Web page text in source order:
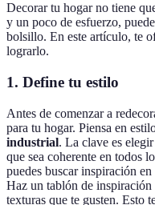
Decorar tu hogar no tiene
y un poco de esfuerzo,
bolsillo. En este artículo, te
lograrlo.
1. Define tu estilo
Antes de comenzar a
para tu hogar. Piensa en
industrial. La clave es
que sea coherente en todos
puedes buscar inspiración en
Haz un tablón de inspiración
texturas que te gusten. Esto